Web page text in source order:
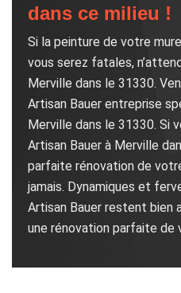
dans ce milieu !
Si la peinture de votre
vous serez fatales,
Merville dans le 31330.
Artisan Bauer entreprise
Merville dans le 31330. Si
Artisan Bauer à Merville
parfaite rénovation de
jamais. Dynamiques et
Artisan Bauer restent
une rénovation parfaite de